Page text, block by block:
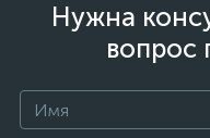
Нужна
вопрос